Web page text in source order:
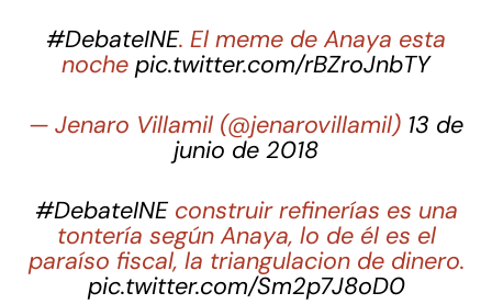
#DebateINE. El meme de Anaya esta
noche pic.twitter.com/rBZroJnbTY
— Jenaro Villamil (@jenarovillamil) 13 de
junio de 2018
#DebateINEconstruir refinerías es una
tontería según Anaya, lo de él es el
paraíso fiscal, la triangulacion de dinero.
pic.twitter.com/Sm2p7J8oD0